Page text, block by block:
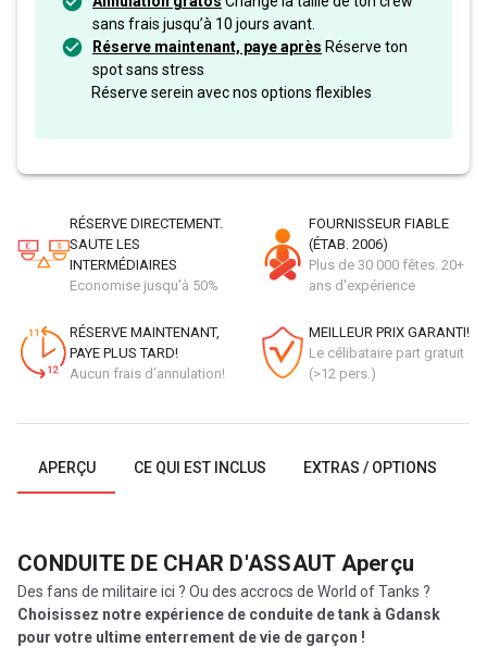
sans frais jusqu’à 10 jours avant.
Réserve maintenant, paye après Réserve ton
spot sans stress
Réserve serein avec nos options flexibles
RÉSERVE DIRECTEMENT.
SAUTE LES
INTERMÉDIAIRES
Economise jusqu'à 50%
FOURNISSEUR FIABLE
(ÉTAB. 2006)
Plus de 30 000 fêtes. 20+
ans d'expérience
RÉSERVE MAINTENANT,
PAYE PLUS TARD!
Aucun frais d’annulation!
MEILLEUR PRIX GARANTI!
Le célibataire part gratuit
(>12 pers.)
APERÇU CE QUI EST INCLUS EXTRAS / OPTIONS
CONDUITE DE CHAR D'ASSAUTAperçu
Des fans de militaire ici ? Ou des accrocs de World of Tanks ?
Choisissez notre expérience de conduite de tank à Gdansk
pour votre ultime enterrement de vie de garçon !